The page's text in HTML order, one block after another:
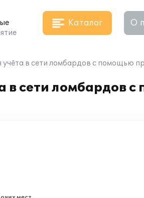
Каталог О
учёта в сети ломбардов с помощью
в сети ломбардов